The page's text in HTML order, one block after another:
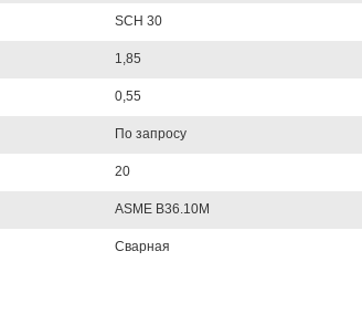
SCH 30
1,85
0,55
По запросу
20
ASME B36.10M
Сварная